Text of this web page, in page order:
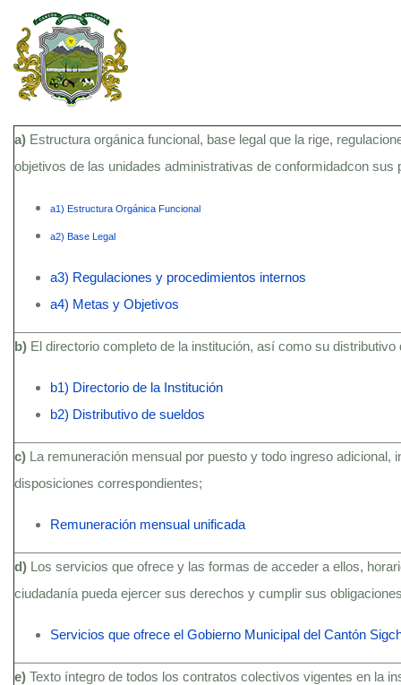
a) Estructura orgánica funcional, base legal que la rige,
objetivos de las unidades administrativas de conformidadcon sus
a1) Estructura Orgánica Funcional
a2) Base Legal
a3) Regulaciones y procedimientos internos
a4) Metas y Objetivos
b) El directorio completo de la institución, así como su distributivo
b1) Directorio de la Institución
b2) Distributivo de sueldos
c) La remuneración mensual por puesto y todo ingreso
disposiciones correspondientes;
Remuneración mensual unificada
d) Los servicios que ofrece y las formas de acceder a ellos,
ciudadanía pueda ejercer sus derechos y cumplir sus
Servicios que ofrece el Gobierno Municipal del Cantón
e) Texto íntegro de todos los contratos colectivos vigentes en la